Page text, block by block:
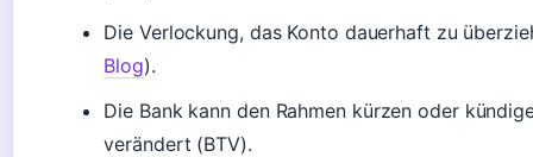
Die Verlockung, das Konto dauerhaft zu
Blog).
Die Bank kann den Rahmen kürzen oder
verändert (BTV).